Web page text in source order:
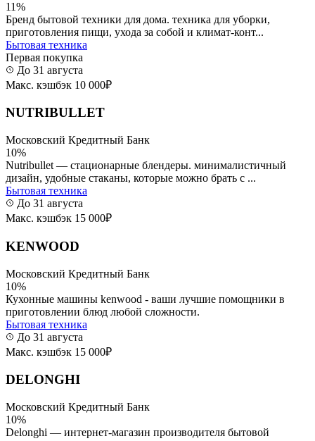
11%
Бренд бытовой техники для дома. техника для уборки,
приготовления пищи, ухода за собой и климат-конт...
Бытовая техника
Первая покупка
До 31 августа
Макс. кэшбэк 10 000₽
NUTRIBULLET
Московский Кредитный Банк
10%
Nutribullet — стационарные блендеры. минималистичный
дизайн, удобные стаканы, которые можно брать с ...
Бытовая техника
До 31 августа
Макс. кэшбэк 15 000₽
KENWOOD
Московский Кредитный Банк
10%
Кухонные машины kenwood - ваши лучшие помощники в
приготовлении блюд любой сложности.
Бытовая техника
До 31 августа
Макс. кэшбэк 15 000₽
DELONGHI
Московский Кредитный Банк
10%
Delonghi — интернет-магазин производителя бытовой